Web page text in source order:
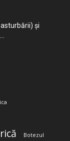
şi
Botezul